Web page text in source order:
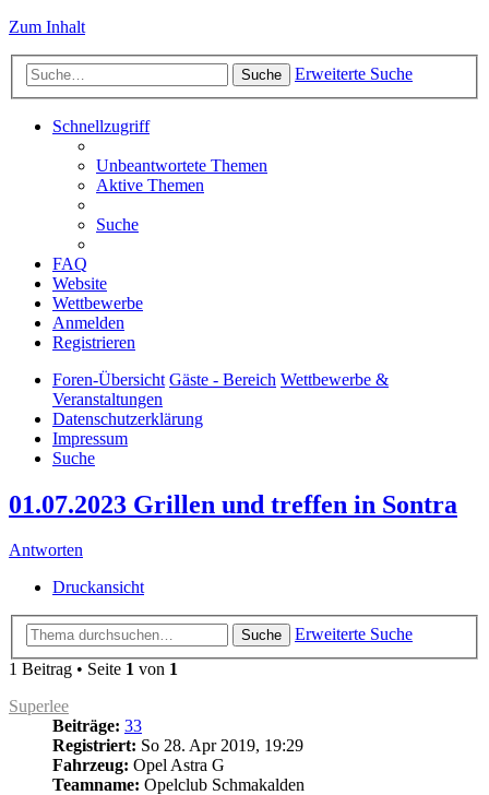
Zum Inhalt
Suche Erweiterte Suche
Schnellzugriff
Unbeantwortete Themen
Aktive Themen
Suche
FAQ
Website
Wettbewerbe
Anmelden
Registrieren
Foren-Übersicht Gäste - Bereich Wettbewerbe &
Veranstaltungen
Datenschutzerklärung
Impressum
Suche
01.07.2023 Grillen und treffen in Sontra
Antworten
Druckansicht
Suche
Erweiterte Suche
1 Beitrag • Seite 1 von 1
Superlee
Beiträge: 33
Registriert: So 28. Apr 2019, 19:29
Fahrzeug: Opel Astra G
Teamname: Opelclub Schmakalden